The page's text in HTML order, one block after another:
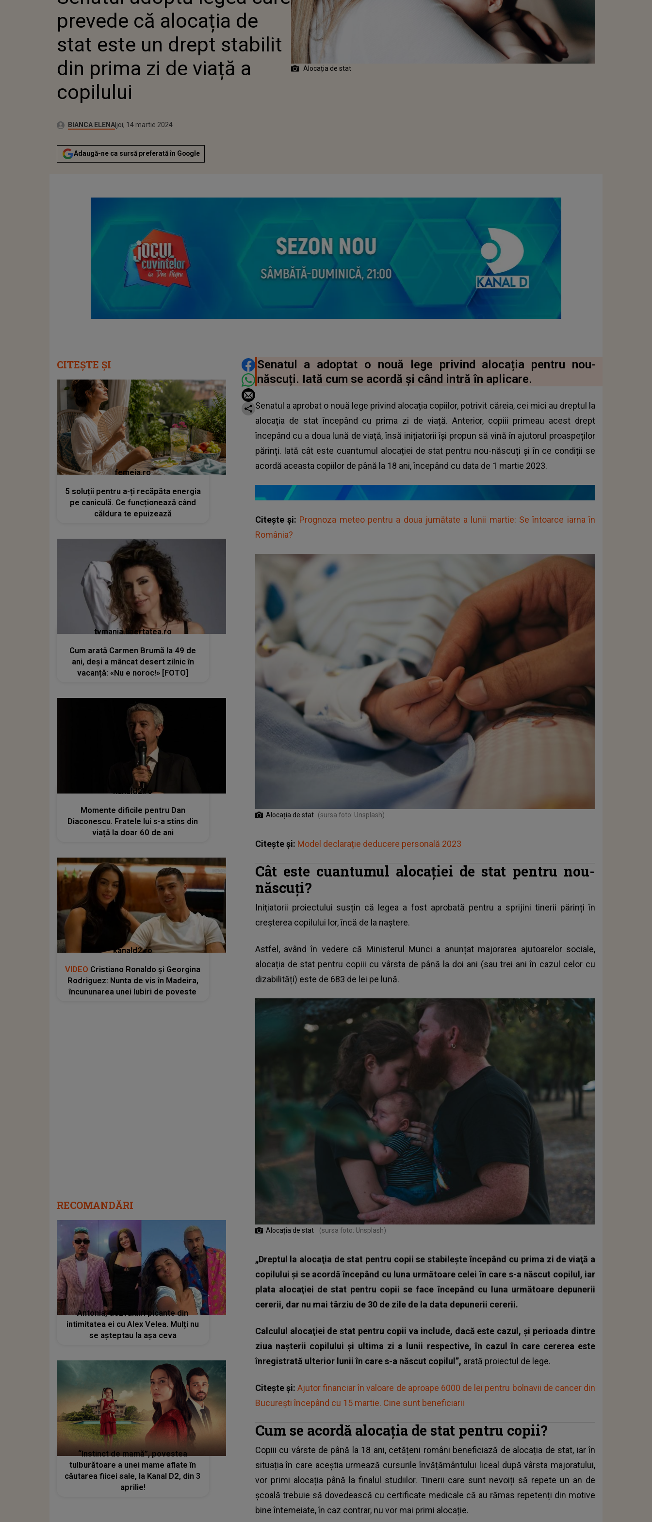
COPILULUI
prevede că alocația de
stat este un drept stabilit
din prima zi de viață a
copilului
Autor:BIANCA ELENAPublicat:
marți, 14 martie 2023
Actualizat:
joi, 14 martie 2024
Adaugă-ne ca sursă preferată în Google
Alocația de stat
DISTRIBUIE ARTICOLUL
Senatul a adoptat o nouă lege privind alocația pentru nou-
născuți. Iată cum se acordă și când intră în aplicare.
Senatul a aprobat o nouă lege privind alocația copiilor, potrivit căreia, cei mici au dreptul la
alocația de stat începând cu prima zi de viață. Anterior, copiii primeau acest drept
începând cu a doua lună de viață, însă inițiatorii își propun să vină în ajutorul proaspeților
părinți. Iată cât este cuantumul alocației de stat pentru nou-născuți și în ce condiții se
acordă aceasta copiilor de până la 18 ani, începând cu data de 1 martie 2023.
Citește și: Prognoza meteo pentru a doua jumătate a lunii martie: Se întoarce iarna în
România?
Alocația de stat (sursa foto: Unsplash)
Citește și: Model declarație deducere personală 2023
Cât este cuantumul alocației de stat pentru nou-
născuți?
Inițiatorii proiectului susțin că legea a fost aprobată pentru a sprijini tinerii părinți în
creșterea copilului lor, încă de la naștere.
Astfel, având în vedere că Ministerul Munci a anunțat majorarea ajutoarelor sociale,
alocația de stat pentru copiii cu vârsta de până la doi ani (sau trei ani în cazul celor cu
dizabilități) este de 683 de lei pe lună.
Alocația de stat (sursa foto: Unsplash)
„Dreptul la alocaţia de stat pentru copii se stabileşte începând cu prima zi de viaţă a
copilului şi se acordă începând cu luna următoare celei în care s-a născut copilul, iar
plata alocaţiei de stat pentru copii se face începând cu luna următoare depunerii
cererii, dar nu mai târziu de 30 de zile de la data depunerii cererii.
Calculul alocaţiei de stat pentru copii va include, dacă este cazul, şi perioada dintre
ziua naşterii copilului şi ultima zi a lunii respective, în cazul în care cererea este
înregistrată ulterior lunii în care s-a născut copilul”, arată proiectul de lege.
Citește și: Ajutor financiar în valoare de aproape 6000 de lei pentru bolnavii de cancer din
București începând cu 15 martie. Cine sunt beneficiarii
Cum se acordă alocația de stat pentru copii?
Copiii cu vârste de până la 18 ani, cetățeni români beneficiază de alocația de stat, iar în
situația în care aceștia urmează cursurile învățământului liceal după vârsta majoratului,
vor primi alocația până la finalul studiilor. Tinerii care sunt nevoiți să repete un an de
școală trebuie să dovedească cu certificate medicale că au rămas repetenți din motive
bine întemeiate, în caz contrar, nu vor mai primi alocație.
CITEȘTE ȘI
femeia.ro
5 soluții pentru a-ți recăpăta energia
pe caniculă. Ce funcționează când
căldura te epuizează
tvmania.libertatea.ro
Cum arată Carmen Brumă la 49 de
ani, deși a mâncat desert zilnic în
vacanță: «Nu e noroc!» [FOTO]
kanald2.ro
Momente dificile pentru Dan
Diaconescu. Fratele lui s-a stins din
viață la doar 60 de ani
kanald2.ro
VIDEO Cristiano Ronaldo și Georgina
Rodriguez: Nunta de vis în Madeira,
încununarea unei Iubiri de poveste
RECOMANDĂRI
Antonia, dezvăluiri picante din
intimitatea ei cu Alex Velea. Mulți nu
se așteptau la așa ceva
“Instinct de mamă”, povestea
tulburătoare a unei mame aflate în
căutarea fiicei sale, la Kanal D2, din 3
aprilie!